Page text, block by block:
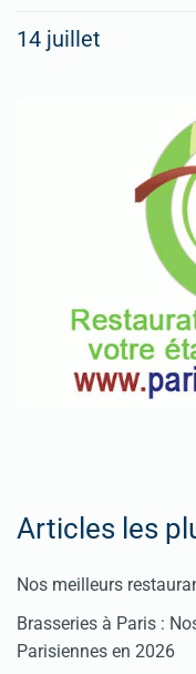
14 juillet
Articles les
Nos meilleurs
Brasseries à Paris :
Parisiennes en 2026